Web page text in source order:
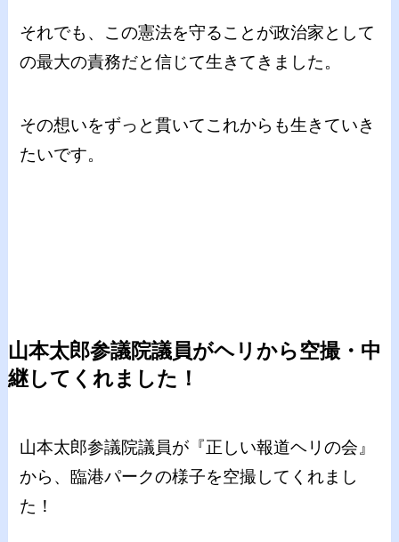
それでも、この憲法を守ることが政治家として
の最大の責務だと信じて生きてきました。
その想いをずっと貫いてこれからも生きていき
たいです。
山本太郎参議院議員がヘリから空撮・中
継してくれました！
山本太郎参議院議員が『正しい報道ヘリの会』
から、臨港パークの様子を空撮してくれまし
た！